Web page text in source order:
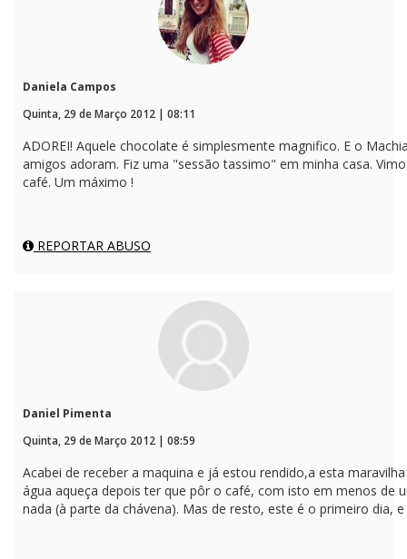
Daniela Campos
Quinta, 29 de Março 2012 | 08:11
ADOREI! Aquele chocolate é simplesmente magnifico. E o
amigos adoram. Fiz uma "sessão tassimo" em minha casa.
café. Um máximo !
REPORTAR ABUSO
Daniel Pimenta
Quinta, 29 de Março 2012 | 08:59
Acabei de receber a maquina e já estou rendido,a esta
água aqueça depois ter que pôr o café, com isto em menos
nada (à parte da chávena). Mas de resto, este é o primeiro dia,